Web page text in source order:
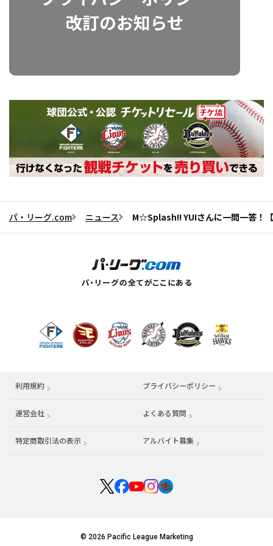
パ・リーグ.com ニュース M☆Splash!! YUIさんに一問一答！
利用規約 プライバシーポリシー
運営会社 （別ウィンドウで開く） よくある質問
特定商取引法の表示 アルバイト募集 （別ウィンドウで開く
© 2026 Pacific League Marketing